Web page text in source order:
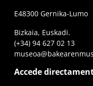
E48300 Gernika-Lumo
Bizkaia, Euskadi.
(+34) 94 627 02 13
Accede